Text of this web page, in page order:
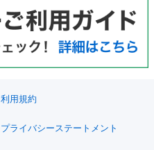
利用規約
プライバシーステートメント